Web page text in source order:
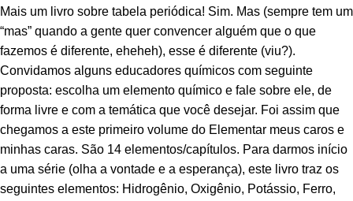
Mais um livro sobre tabela periódica! Sim. Mas (sempre tem um
“mas” quando a gente quer convencer alguém que o que
fazemos é diferente, eheheh), esse é diferente (viu?).
Convidamos alguns educadores químicos com seguinte
proposta: escolha um elemento químico e fale sobre ele, de
forma livre e com a temática que você desejar. Foi assim que
chegamos a este primeiro volume do Elementar meus caros e
minhas caras. São 14 elementos/capítulos. Para darmos início
a uma série (olha a vontade e a esperança), este livro traz os
seguintes elementos: Hidrogênio, Oxigênio, Potássio, Ferro,